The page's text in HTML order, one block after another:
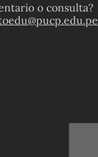
o consulta?